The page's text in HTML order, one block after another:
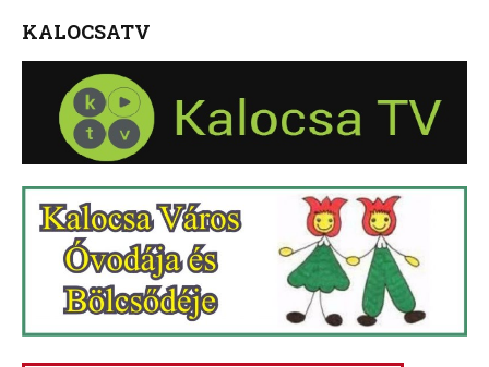
KALOCSATV